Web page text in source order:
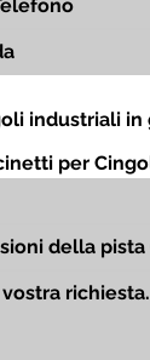
industriali in
per